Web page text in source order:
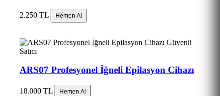
2.250 TL Hemen Al
Güvenli
Satıcı
ARS07 Profesyonel İğneli Epilasyon Cihazı
18.000 TL Hemen Al